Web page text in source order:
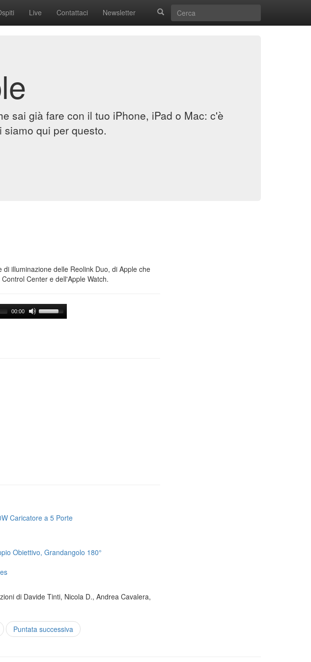
Live Contattaci Newsletter
sai già fare con il tuo iPhone, iPad o Mac: c'è
qui per questo.
illuminazione delle Reolink Duo, di Apple che
Center e dell'Apple Watch.
00:00
Caricatore a 5 Porte
Obiettivo, Grandangolo 180°
di Davide Tinti, Nicola D., Andrea Cavalera,
Puntata successiva